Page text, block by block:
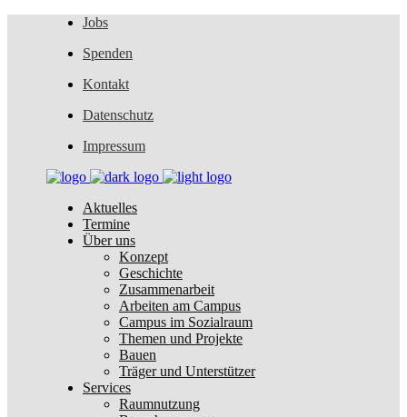
Jobs
Spenden
Kontakt
Datenschutz
Impressum
Aktuelles
Termine
Über uns
Konzept
Geschichte
Zusammenarbeit
Arbeiten am Campus
Campus im Sozialraum
Themen und Projekte
Bauen
Träger und Unterstützer
Services
Raumnutzung